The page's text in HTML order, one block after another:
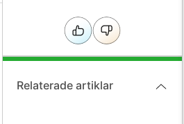
Relaterade artiklar